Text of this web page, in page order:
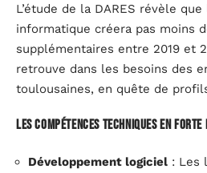
L’étude de la DARES révèle
informatique créera pas moins
supplémentaires entre 2019 et
retrouve dans les besoins des
toulousaines, en quête de
Les compétences techniques en forte
Développement logiciel : Les